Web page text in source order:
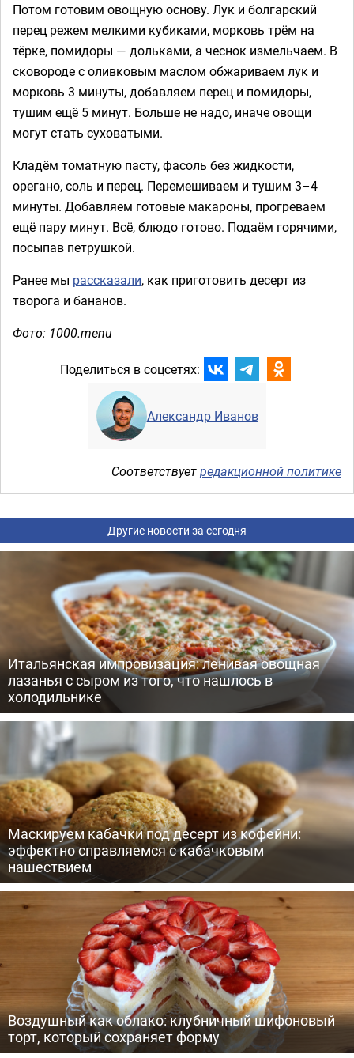
Потом готовим овощную основу. Лук и болгарский
перец режем мелкими кубиками, морковь трём на
тёрке, помидоры — дольками, а чеснок измельчаем. В
сковороде с оливковым маслом обжариваем лук и
морковь 3 минуты, добавляем перец и помидоры,
тушим ещё 5 минут. Больше не надо, иначе овощи
могут стать суховатыми.
Кладём томатную пасту, фасоль без жидкости,
орегано, соль и перец. Перемешиваем и тушим 3–4
минуты. Добавляем готовые макароны, прогреваем
ещё пару минут. Всё, блюдо готово. Подаём горячими,
посыпав петрушкой.
Ранее мы рассказали, как приготовить десерт из
творога и бананов.
Фото: 1000.menu
Поделиться в соцсетях:
Александр Иванов
Соответствуетредакционной политике
Другие новости за сегодня
Итальянская импровизация: ленивая овощная
лазанья с сыром из того, что нашлось в
холодильнике
Маскируем кабачки под десерт из кофейни:
эффектно справляемся с кабачковым
нашествием
Воздушный как облако: клубничный шифоновый
торт, который сохраняет форму